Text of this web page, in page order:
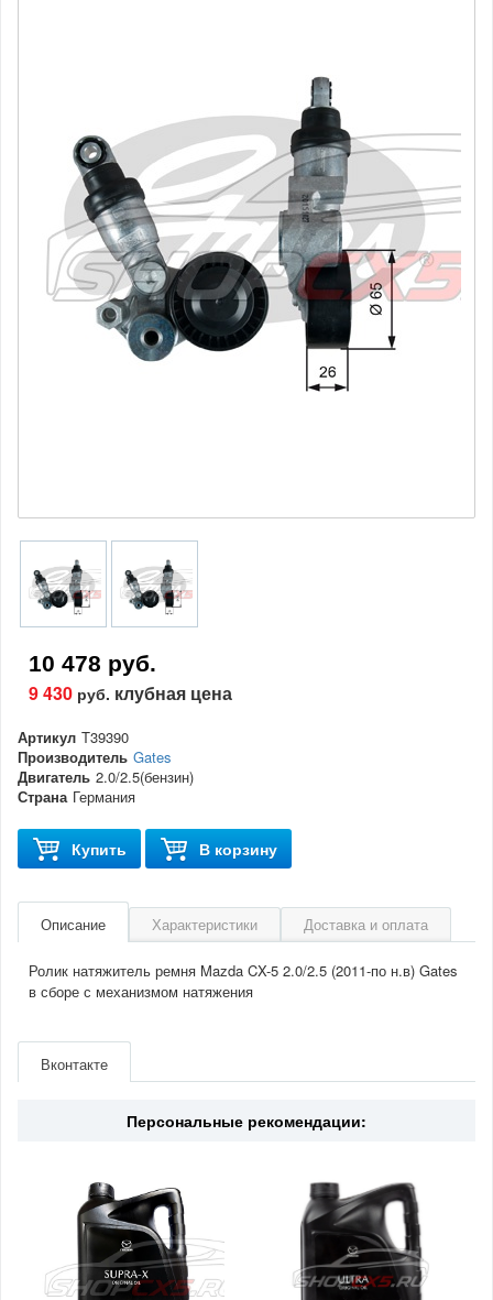
10 478 руб.
9 430 руб. клубная цена
Артикул T39390
Производитель Gates
Двигатель 2.0/2.5(бензин)
Страна Германия
Купить В корзину
Описание Характеристики Доставка и оплата
Ролик натяжитель ремня Mazda CX-5 2.0/2.5 (2011-по н.в) Gates
в сборе с механизмом натяжения
Двигатель 2.0/2.5(бензин)
Вконтакте
Персональные рекомендации: